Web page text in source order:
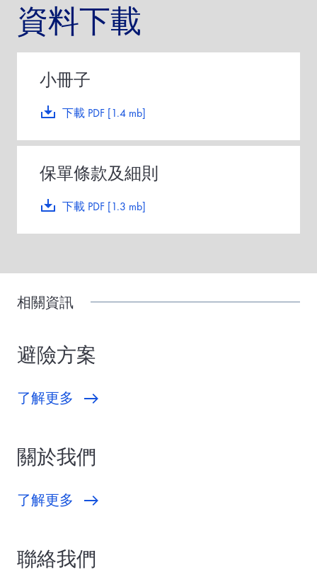
資料下載
下載 PDF [1.4 mb]
小冊子
下載 PDF [1.3 mb]
保單條款及細則
相關資訊
避險方案
了解更多
關於我們
了解更多
聯絡我們